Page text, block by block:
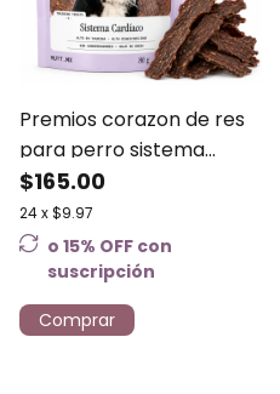
Premios corazon de res
para perro sistema
cardíaco - Mutt 80g
$165.00
24x$9.97
o 15% OFF con
suscripción
Comprar